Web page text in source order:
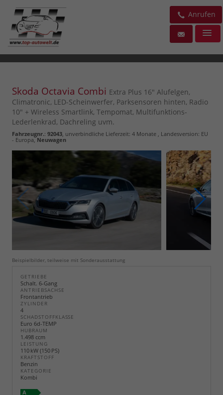
Anrufen
Skoda Octavia Combi Extra Plus 16" Alufelgen,
Climatronic, LED-Scheinwerfer, Parksensoren hinten, Radio
10" + Wireless Smartlink, Tempomat, Multifunktions-
Lederlenkrad, Dachreling uvm.
Fahrzeugnr.: 92043 , unverbindliche Lieferzeit: 4 Monate , Landesversion: EU
- Europa,Neuwagen
Beispielbilder, teilweise mit Sonderausstattung
GETRIEBE
Schalt. 6-Gang
ANTRIEBSACHSE
Frontantrieb
ZYLINDER
4
SCHADSTOFFKLASSE
Euro 6d-TEMP
HUBRAUM
1.498 ccm
LEISTUNG
110 kW (150 PS)
KRAFTSTOFF
Benzin
KATEGORIE
Kombi